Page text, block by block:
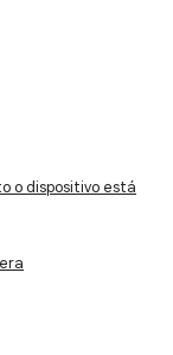
o dispositivo está